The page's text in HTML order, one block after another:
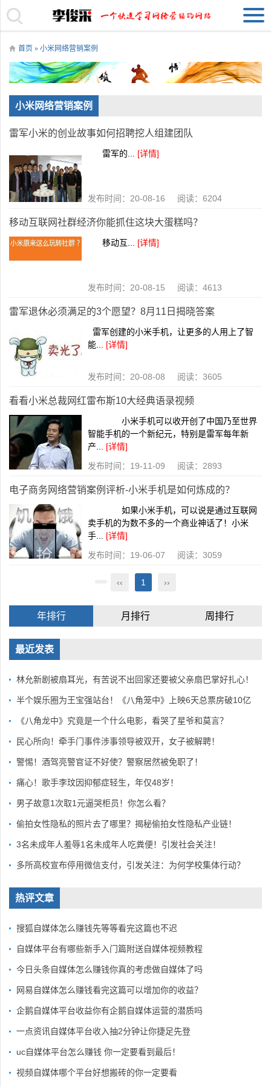
首页 » 小米网络营销案例
小米网络营销案例
雷军小米的创业故事如何招聘挖人组建团队
雷军的... [详情]
发布时间：20-08-16 阅读：6204
移动互联网社群经济你能抓住这块大蛋糕吗？
移动互... [详情]
发布时间：20-08-15 阅读：4613
雷军退休必须满足的3个愿望？8月11日揭晓答案
雷军创建的小米手机，让更多的人用上了智
能... [详情]
发布时间：20-08-08 阅读：3605
看看小米总裁网红雷布斯10大经典语录视频
小米手机可以收开创了中国乃至世界
智能手机的一个新纪元，特别是雷军每年新
产... [详情]
发布时间：19-11-09 阅读：2893
电子商务网络营销案例评析-小米手机是如何炼成的？
如果小米手机，可以说是通过互联网
卖手机的为数不多的一个商业神话了！小米
手... [详情]
发布时间：19-06-07 阅读：3059
‹‹ 1 ››
年排行 月排行 周排行
最近发表
林允新剧被扇耳光，有苦说不出回家还要被父亲扇巴掌好扎心！
半个娱乐圈为王宝强站台！《八角笼中》上映6天总票房破10亿
《八角龙中》究竟是一个什么电影，看哭了星爷和莫言？
民心所向！牵手门事件涉事领导被双开，女子被解聘！
警惕！酒驾亮警官证不好使？警察居然被免职了！
痛心！歌手李玟因抑郁症轻生，年仅48岁！
男子故意1次取1元逼哭柜员！你怎么看？
偷拍女性隐私的照片去了哪里？揭秘偷拍女性隐私产业链！
3名未成年人羞辱1名未成年人吃粪便！引发社会关注！
多所高校宣布停用微信支付，引发关注：为何学校集体行动？
热评文章
搜狐自媒体怎么赚钱先等等看完这篇也不迟
自媒体平台有哪些新手入门篇附送自媒体视频教程
今日头条自媒体怎么赚钱你真的考虑做自媒体了吗
网易自媒体怎么赚钱看完这篇可以增加你的收益？
企鹅自媒体平台收益你有企鹅自媒体运营的潜质吗
一点资讯自媒体平台收入抽2分钟让你捷足先登
uc自媒体平台怎么赚钱 你一定要看到最后！
视频自媒体哪个平台好想搬砖的你一定要看